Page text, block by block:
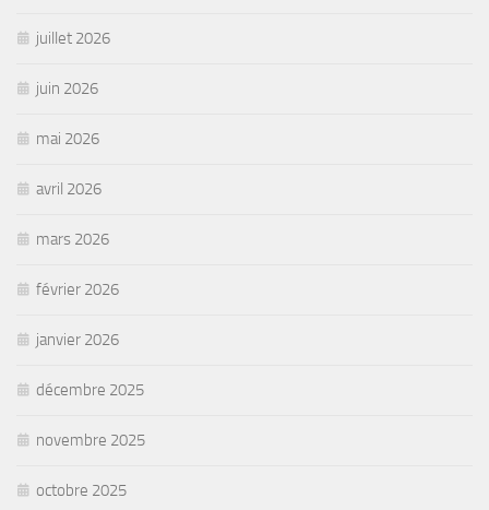
juillet 2026
juin 2026
mai 2026
avril 2026
mars 2026
février 2026
janvier 2026
décembre 2025
novembre 2025
octobre 2025